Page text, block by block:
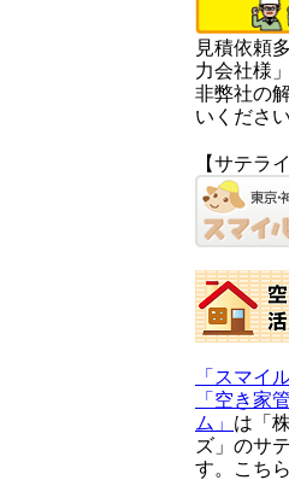
見積依頼
力会社様
非弊社の
いください
【サテラ
「スマイ
「空き家
ム」 は「
ズ」のサ
す。こち